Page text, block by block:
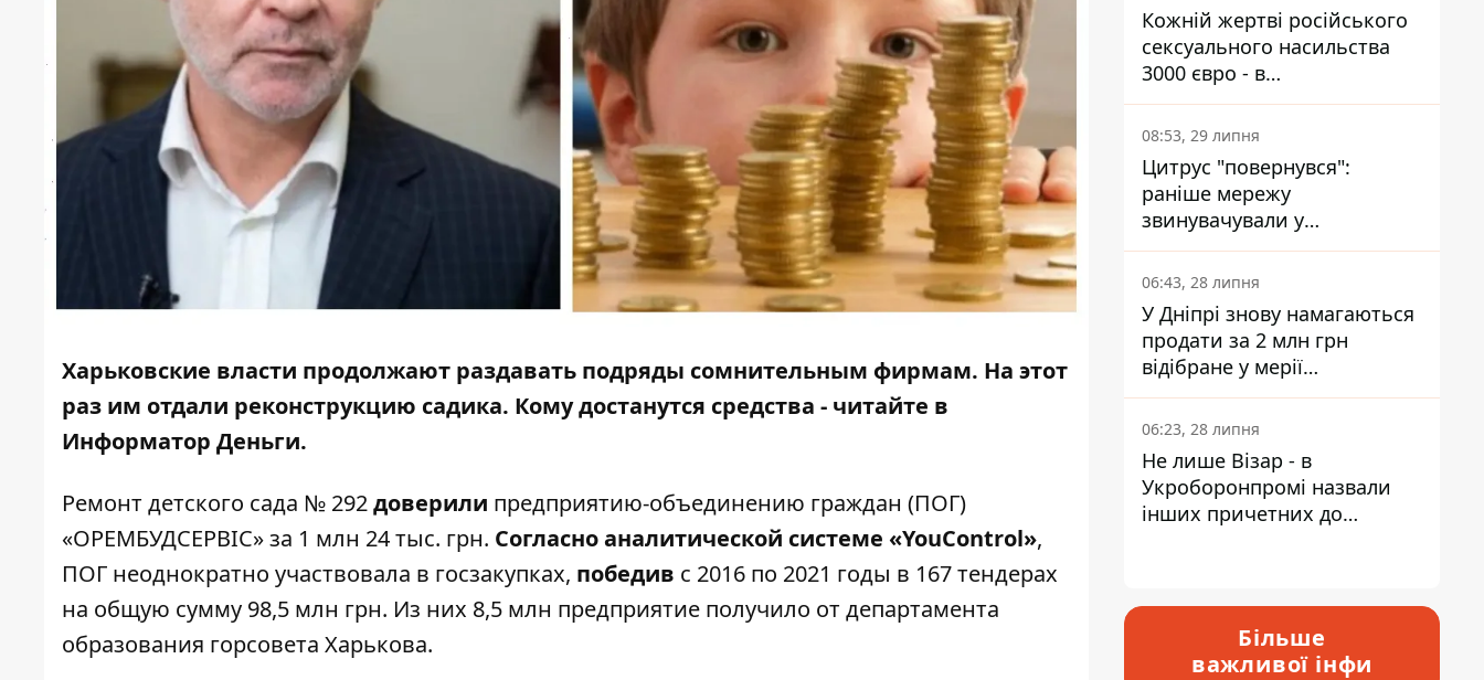
Харьковские власти продолжают раздавать подряды сомнительным фирмам. На этот
раз им отдали реконструкцию садика. Кому достанутся средства - читайте в
Информатор Деньги.
Ремонт детского сада № 292доверили предприятию-объединению граждан (ПОГ)
«ОРЕМБУДСЕРВІС» за 1 млн 24 тыс. грн. Согласно аналитической системе «YouControl»,
ПОГ неоднократно участвовала в госзакупках, победив с 2016 по 2021 годы в 167 тендерах
на общую сумму 98,5 млн грн. Из них 8,5 млн предприятие получило от департамента
образования горсовета Харькова.
Кожній жертві російського
сексуального насильства
3000 євро - в
Мінсоцполітики пояснили
Інформатору, звідки на це
гроші
08:53, 29 липня
Цитрус "повернувся":
раніше мережу
звинувачували у
контрабанді техніки та
ухиленні від сплати
податків
06:43, 28 липня
У Дніпрі знову намагаються
продати за 2 млн грн
відібране у мерії
приміщення Укрпошти
06:23, 28 липня
Не лише Візар - в
Укроборонпромі назвали
інших причетних до
Більше
важливої інфи